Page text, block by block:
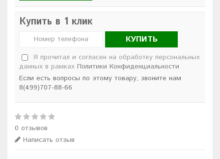
Купить в 1 клик
КУПИТЬ
Я прочитал и согласен на обработку персональных
данных в рамках Политики Конфиденциальности
Если есть вопросы по этому товару, звоните нам
8(499)707-88-66
0 отзывов
Написать отзыв